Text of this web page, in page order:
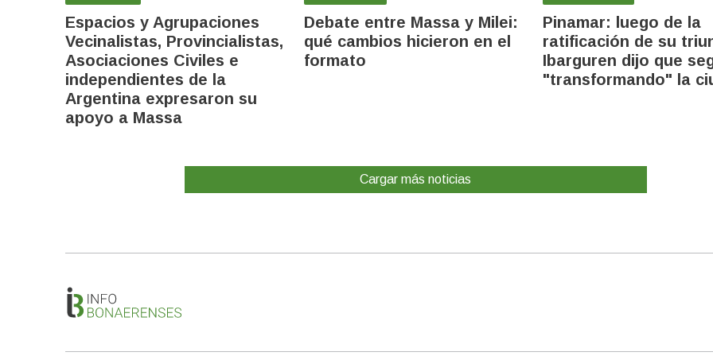
Espacios y Agrupaciones
Vecinalistas, Provincialistas,
Asociaciones Civiles e
independientes de la
Argentina expresaron su
apoyo a Massa
Debate entre Massa y Milei:
qué cambios hicieron en el
formato
Pinamar: luego de la
ratificación de su
Ibarguren dijo que
"transformando" la
Cargar más noticias